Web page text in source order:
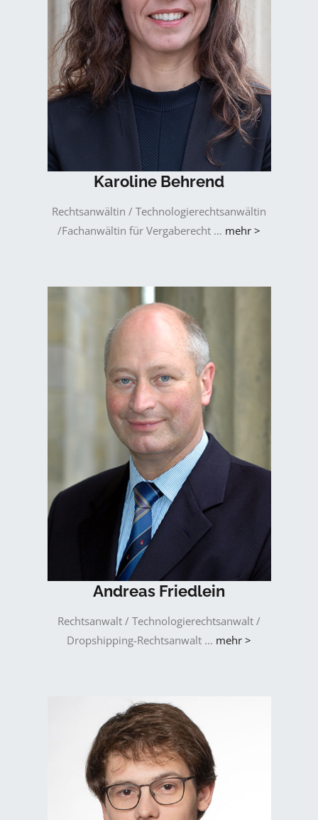
Karoline Behrend
Rechtsanwältin / Technologierechtsanwältin
/Fachanwältin für Vergaberecht … mehr >
Andreas Friedlein
Rechtsanwalt / Technologierechtsanwalt /
Dropshipping-Rechtsanwalt … mehr >